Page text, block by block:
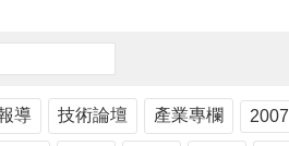
導 技術論壇 產業專欄 2007